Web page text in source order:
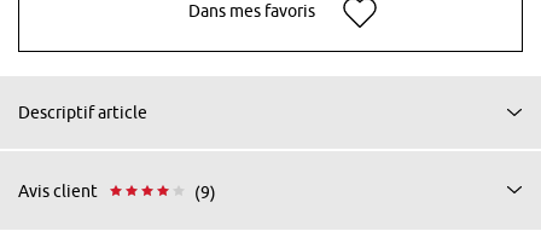
Dans mes favoris
Descriptif article
Avis client (9)